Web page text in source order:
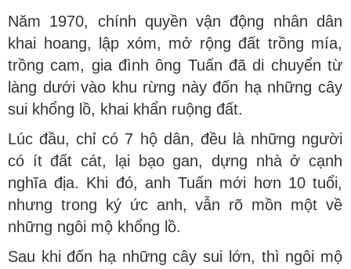
Năm 1970, chính quyền vận động nhân dân
khai hoang, lập xóm, mở rộng đất trồng mía,
trồng cam, gia đình ông Tuấn đã di chuyển từ
làng dưới vào khu rừng này đốn hạ những cây
sui khổng lồ, khai khẩn ruộng đất.
Lúc đầu, chỉ có 7 hộ dân, đều là những người
có ít đất cát, lại bạo gan, dựng nhà ở cạnh
nghĩa địa. Khi đó, anh Tuấn mới hơn 10 tuổi,
nhưng trong ký ức anh, vẫn rõ mồn một về
những ngôi mộ khổng lồ.
Sau khi đốn hạ những cây sui lớn, thì ngôi mộ